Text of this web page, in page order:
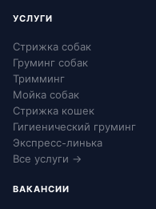
УСЛУГИ
Стрижка собак
Груминг собак
Тримминг
Мойка собак
Стрижка кошек
Гигиенический груминг
Экспресс-линька
Все услуги →
ВАКАНСИИ